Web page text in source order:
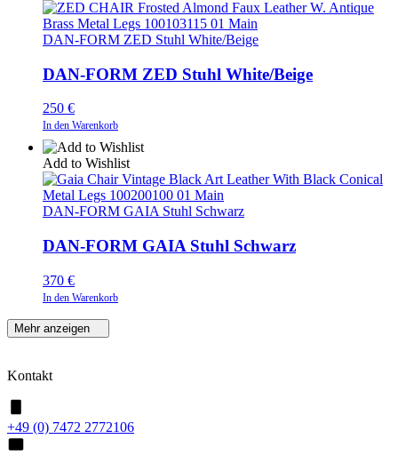
DAN-FORM ZED Stuhl White/Beige
DAN-FORM ZED Stuhl White/Beige
250 €
In den Warenkorb
Add to Wishlist
DAN-FORM GAIA Stuhl Schwarz
DAN-FORM GAIA Stuhl Schwarz
370 €
In den Warenkorb
Mehr anzeigen
Kontakt
+49 (0) 7472 2772106